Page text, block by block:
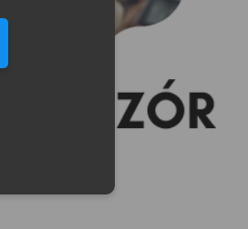
w formacie E164